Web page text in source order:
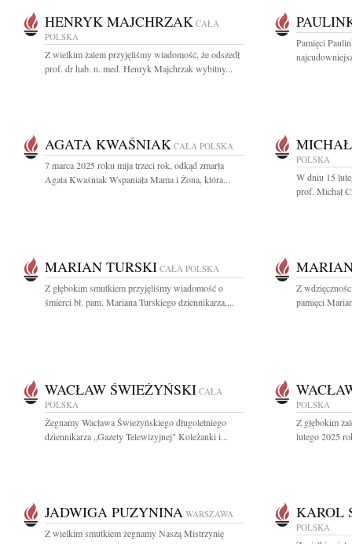
HENRYK MAJCHRZAK CAŁA
POLSKA
Z wielkim żalem przyjęliśmy wiadomość, że odszedł
prof. dr hab. n. med. Henryk Majchrzak wybitny...
Pamięci
AGATA KWAŚNIAK CAŁA POLSKA
7 marca 2025 roku mija trzeci rok, odkąd zmarła
Agata Kwaśniak Wspaniała Mama i Żona, która...
POLSKA
W dniu 15
prof. Michał
MARIAN TURSKI CAŁA POLSKA
Z głębokim smutkiem przyjęliśmy wiadomość o
śmierci bł. pam. Mariana Turskiego dziennikarza,...
Z
pamięci
WACŁAW ŚWIEŻYŃSKI CAŁA
POLSKA
Żegnamy Wacława Świeżyńskiego długoletniego
dziennikarza „Gazety Telewizyjnej" Koleżanki i...
POLSKA
Z głębokim
lutego 2025
JADWIGA PUZYNINA WARSZAWA
Z wielkim smutkiem żegnamy Naszą Mistrzynię
KAROL
POLSKA